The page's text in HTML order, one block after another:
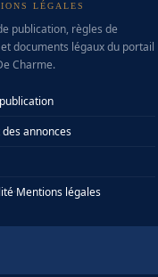
LÉGALES
publication, règles de
documents légaux du portail
Charme.
annonces
·Mentions légales